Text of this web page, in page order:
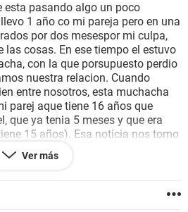
esta pasando algo un poco
1 año co mi pareja pero en una
por dos mesespor mi culpa,
las cosas. En ese tiempo el estuvo
con la que porsupuesto perdio
nuestra relacion. Cuando
entre nosotros, esta muchacha
parej aque tiene 16 años que
que ya tenia 5 meses y que era
15 años). Esa noticia nos tomo
el me dice que me quiere a
nuestra relacion yo no estoy
me aterra pensar que pasara
Ver más